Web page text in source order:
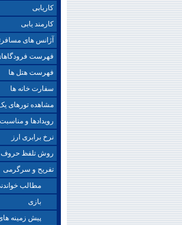
کاریابی
کارمند یابی
آژانس های
فهرست
فهرست هتل ها
سفارت خانه ها
مشاهده تورهای
رویدادها و
نرخ برابری ارز
روش تلفظ حروف
تفریح و سرگرمی
مطالب
بازی
پیش زمینه